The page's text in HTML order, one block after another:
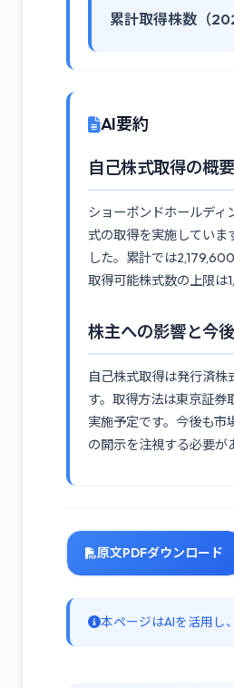
累計取得株数（
AI要約
自己株式取得の概要
ショーボンドホールディ
式の取得を実施してい
した。累計では
取得可能株式数の上限
株主への影響と今
自己株式取得は発行済
す。取得方法は東京証
実施予定です。今後も
の開示を注視する必要が
原文PDFダウンロード
本ページはAIを活用し